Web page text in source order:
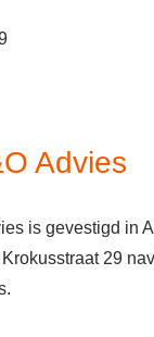
Advies
is gevestigd in
29